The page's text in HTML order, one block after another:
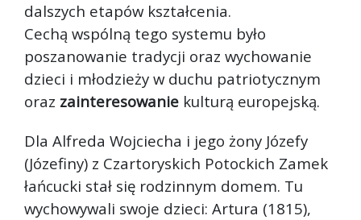
dalszych etapów kształcenia.
Cechą wspólną tego systemu było
poszanowanie tradycji oraz wychowanie
dzieci i młodzieży w duchu patriotycznym
oraz zainteresowanie kulturą europejską.
Dla Alfreda Wojciecha i jego żony Józefy
(Józefiny) z Czartoryskich Potockich Zamek
łańcucki stał się rodzinnym domem. Tu
wychowywali swoje dzieci: Artura (1815),